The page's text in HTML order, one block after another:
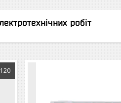
робіт
120